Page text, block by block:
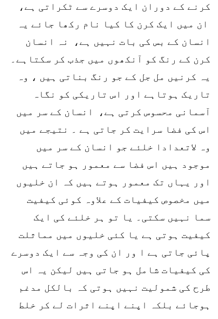
کرنے کے دوران ایک دوسرے سے ٹکراتی ہے،
ان میں ایک کرن کا کیا نام رکھا جائے یہ
انسان کے بس کی بات نہیں ہے، نہ انسان
کرن کے رنگ کو آنکھوں میں جذب کر سکتاہے۔
یہ کرنیں مل جل کے جو رنگ بناتی ہیں ، وہ
تاریک ہوتاہے اور اس تاریکی کو نگاہ
آسمانی محسوس کرتی ہے، انسان کے سر میں
اس کی فضا سرایت کر جاتی ہے ۔ نتیجے میں
وہ لاتعدادا خلئے جو انسان کے سر میں
موجود ہیں اس فضا سے معمور ہو جاتے ہیں
اور یہاں تک معمور ہوتے ہیں کہ ان خلیوں
میں مخصوص کیفیات کے علاوہ کوئی کیفیت
سما نہیں سکتی۔ یا تو ہر خلئے کی ایک
کیفیت ہوتی ہے یا کئی خلیوں میں مماثلت
پائی جاتی ہے ا ور ان کی وجہ سے ایک دوسرے
کی کیفیات شامل ہو جاتی ہیں لیکن یہ اس
طرح کی شمولیت نہیں ہوتی کہ بالکل مدغم
ہوجائے بلکہ اپنے اپنے اثرات لے کر خلط